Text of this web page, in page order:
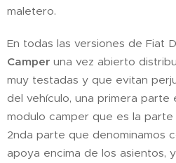
maletero.
En todas las versiones de Fiat
Camper una vez abierto
muy testadas y que evitan
del vehículo, una primera parte
modulo camper que es la
2nda parte que denominamos
apoya encima de los asientos,